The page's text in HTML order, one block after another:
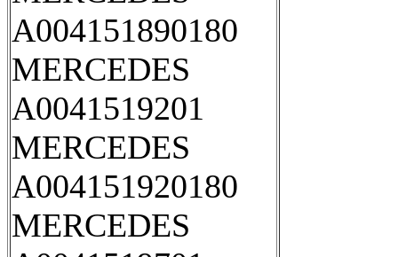
A004151890180
MERCEDES
A0041519201
MERCEDES
A004151920180
MERCEDES